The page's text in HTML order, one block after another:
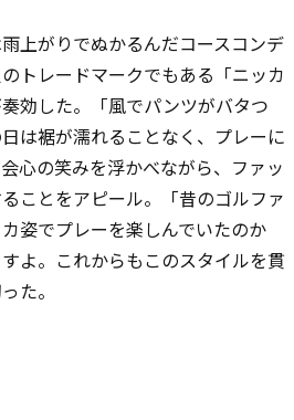
上がりでぬかるんだコースコンデ
トレードマークでもある「ニッカ
効した。「風でパンツがバタつ
は裾が濡れることなく、プレーに
心の笑みを浮かべながら、ファッ
ことをアピール。「昔のゴルファ
姿でプレーを楽しんでいたのか
よ。これからもこのスタイルを貫
た。